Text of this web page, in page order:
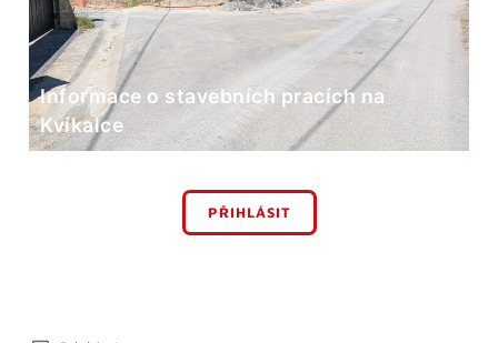
Informace o stavebních pracích na
Kvíkalce
PŘIHLÁSIT